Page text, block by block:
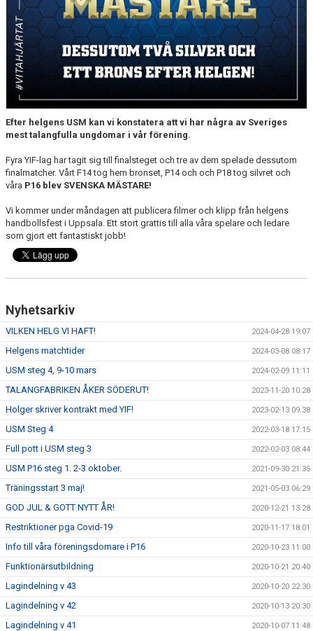
Efter helgens USM kan vi konstatera att vi har några av Sveriges
mest talangfulla ungdomar i vår förening.
Fyra YIF-lag har tagit sig till finalsteget och tre av dem spelade dessutom
finalmatcher. Vårt F14 tog hem bronset, P14 och och P18 tog silvret och
våra P16 blev SVENSKA MÄSTARE!
Vi kommer under måndagen att publicera filmer och klipp från helgens
handbollsfest i Uppsala. Ett stort grattis till alla våra spelare och ledare
som gjort ett fantastiskt jobb!
Nyhetsarkiv
VILKEN HELG VI HAFT! 2024-04-28 19:07
Helgens matchtider 2024-03-08 08:17
USM steg 4, 9-10 mars 2024-02-09 11:11
TALANGFABRIKEN ÅKER SÖDERUT! 2023-11-20 10:28
Holger skriver kontrakt med YIF! 2023-02-13 09:38
USM Steg 4 2022-03-18 17:15
Full pott i USM steg 3 2022-02-03 08:44
USM P16 steg 1. 2-3 oktober. 2021-09-30 21:35
Träningsstart 3 maj! 2021-05-03 06:29
GOD JUL & GOTT NYTT ÅR! 2020-12-21 13:28
Restriktioner pga Covid-19 2020-11-17 18:01
Info till våra föreningsdomare i P16 2020-10-23 11:00
Funktionärsutbildning 2020-10-21 20:40
Lagindelning v 43 2020-10-20 22:30
Lagindelning v 42 2020-10-13 20:30
Lagindelning v 41 2020-10-07 11:48